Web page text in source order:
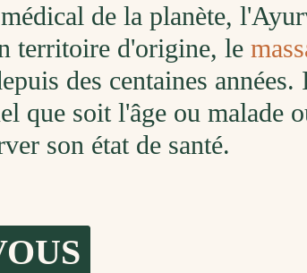
de la planète,
territoire d'origine, le
des centaines
que soit l'âge ou malade
son état de santé.